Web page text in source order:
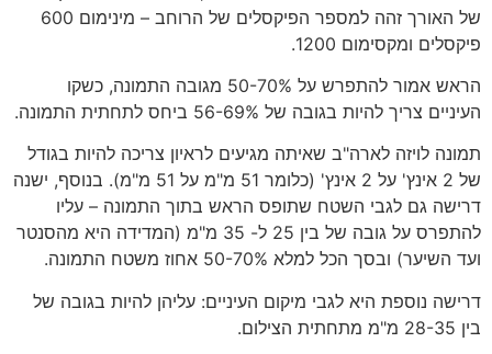
של האורך זהה למספר הפיקסלים של הרוחב – מינימום 600
פיקסלים ומקסימום 1200.
הראש אמור להתפרש על 50-70% מגובה התמונה, כשקו
העיניים צריך להיות בגובה של 56-69% ביחס לתחתית התמונה.
תמונה לויזה לארה"ב שאיתה מגיעים לראיון צריכה להיות בגודל
של 2 אינץ' על 2 אינץ' (כלומר 51 מ"מ על 51 מ"מ). בנוסף, ישנה
דרישה גם לגבי השטח שתופס הראש בתוך התמונה – עליו
להתפרס על גובה של בין 25 ל- 35 מ"מ (המדידה היא מהסנטר
ועד השיער) ובסך הכל למלא 50-70% אחוז משטח התמונה.
דרישה נוספת היא לגבי מיקום העיניים: עליהן להיות בגובה של
בין 28-35 מ"מ מתחתית הצילום.